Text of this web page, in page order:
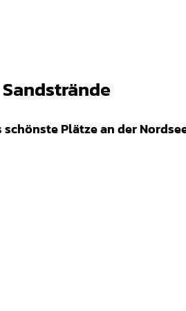
Sandstrände
schönste Plätze an der